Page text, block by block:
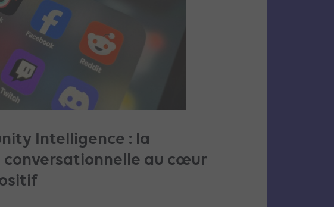
Intelligence : la
conversationnelle au cœur